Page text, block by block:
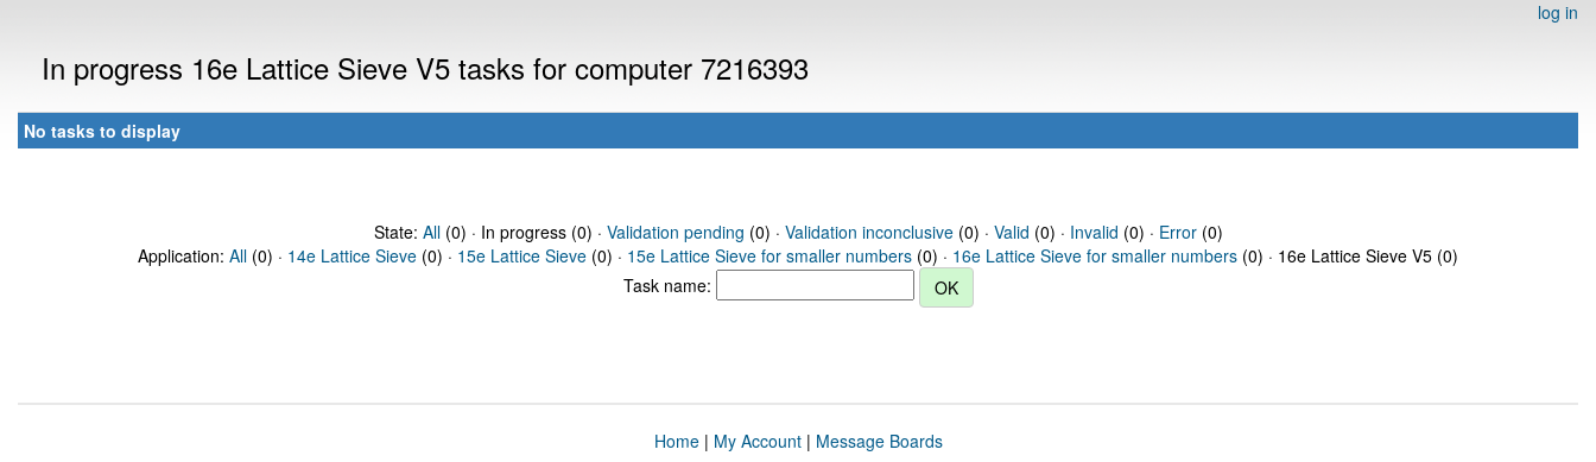
log in
In progress 16e Lattice Sieve V5 tasks for computer 7216393
No tasks to display
State: All(0) · In progress (0) · Validation pending (0) · Validation inconclusive(0) · Valid (0) · Invalid (0) · Error(0)
Application: All (0) · 14e Lattice Sieve (0) · 15e Lattice Sieve (0) · 15e Lattice Sieve for smaller numbers (0) · 16e Lattice Sieve for smaller numbers (0) · 16e Lattice Sieve V5 (0)
Task name:
Home| My Account| Message Boards